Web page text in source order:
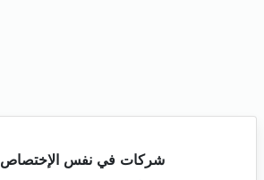
شركات في نفس الإختصاص